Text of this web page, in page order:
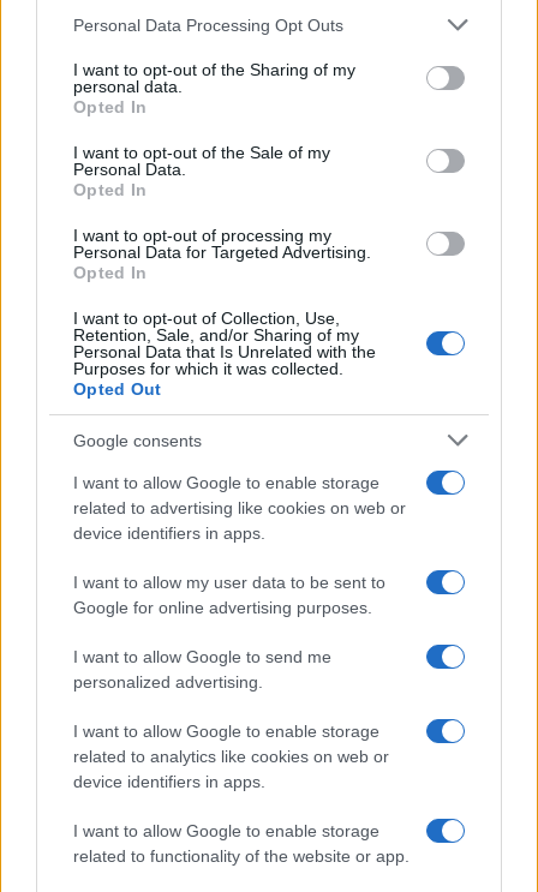
Personal Data Processing Opt Outs
I want to opt-out of the Sharing of my
personal data.
Opted In
I want to opt-out of the Sale of my
Personal Data.
Opted In
I want to opt-out of processing my
Personal Data for Targeted Advertising.
Opted In
I want to opt-out of Collection, Use,
Retention, Sale, and/or Sharing of my
Personal Data that Is Unrelated with the
Purposes for which it was collected.
Opted Out
Google consents
I want to allow Google to enable storage
related to advertising like cookies on web or
device identifiers in apps.
I want to allow my user data to be sent to
Google for online advertising purposes.
I want to allow Google to send me
personalized advertising.
I want to allow Google to enable storage
related to analytics like cookies on web or
device identifiers in apps.
I want to allow Google to enable storage
related to functionality of the website or app.
famiglie degli alunni, agisce durante il loro
è quello dilivellare la società verso il basso
ampliando così le diseguaglianze tra gli studenti
invece di colmarle.
Arma dei meno abbienti
In una intervistaadAtlantico Quotidiano
professorLuca Ricolfioffre una risposta chiara
sul tema del merito e smaschera tutte le ipocrisie
dei partiti di sinistra. Il difetto primario del nostro
sistema scolastico, spiega il professore, sta nel
credere che
l’abbassamento degli standard
tenacemente perseguito dalle forze progressiste
negli ultimi sessant’anni, sia una strategia che
l’abbassamento amplia le
disuguaglianze. Ricordando la battaglia del 1962
la sinistra di Antonio Gramsci, a favore della
cultura alta come strumento di emancipazione dei
Partito democratico.